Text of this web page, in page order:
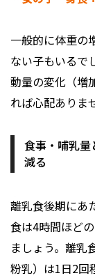
一般的に体重の
ない子もいるで
動量の変化（増
れば心配ありま
食事・哺乳量
減る
離乳食後期にあ
食は4時間ほど
ましょう。離乳
粉乳）は1日2回